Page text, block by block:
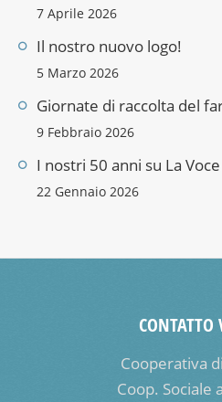
7 Aprile 2026
Il nostro nuovo logo!
5 Marzo 2026
Giornate di raccolta del
9 Febbraio 2026
I nostri 50 anni su La
22 Gennaio 2026
CONTATTO
Cooperativa
Coop. Sociale